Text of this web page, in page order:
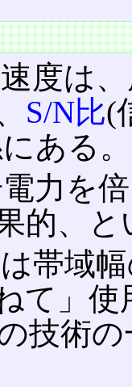
度は
S/N比(
ある。
力を
的、
帯域
て」
技術